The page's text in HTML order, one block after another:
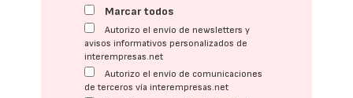
Marcar todos
Autorizo el envío de newsletters y
avisos informativos personalizados de
interempresas.net
Autorizo el envío de comunicaciones
de terceros vía interempresas.net